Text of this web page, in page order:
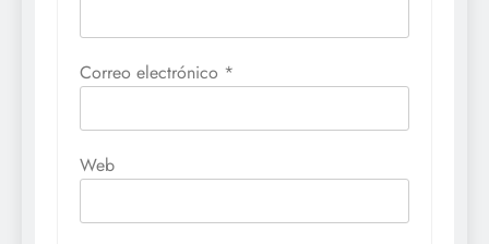
Correo electrónico *
Web